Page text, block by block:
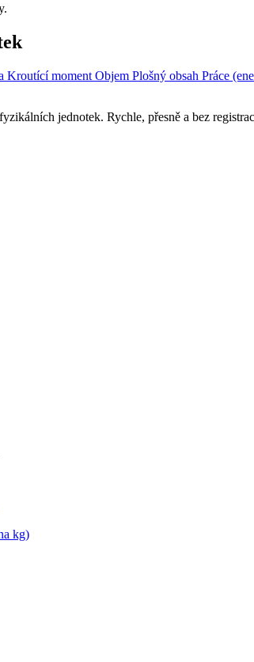
Kroutící moment Objem Plošný obsah Práce
jednotek. Rychle, přesně a bez
kg)